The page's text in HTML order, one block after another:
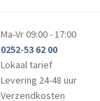
Ma-Vr 09:00 - 17:00
0252-53 62 00
Lokaal tarief
Levering 24-48 uur
Verzendkosten